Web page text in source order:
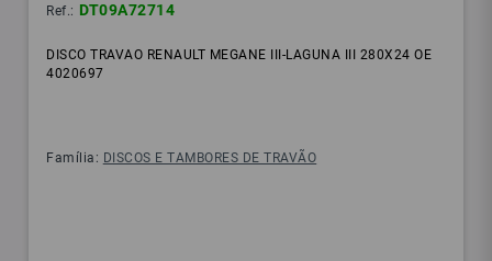
Ref.: DT09A72714
DISCO TRAVAO RENAULT MEGANE III-LAGUNA III 280X24 OE
4020697
Família: DISCOS E TAMBORES DE TRAVÃO